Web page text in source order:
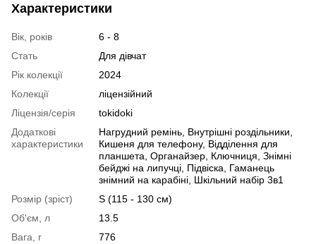
Характеристики
Вік, років
6 - 8
Стать
Для дівчат
Рік колекції
2024
Колекції
ліцензійний
Ліцензія/серія
tokidoki
Додаткові
характеристики
Нагрудний ремінь, Внутрішні роздільники,
Кишеня для телефону, Відділення для
планшета, Органайзер, Ключниця, Знімні
бейджі на липучці, Підвіска, Гаманець
знімний на карабіні, Шкільний набір 3в1
Розмір (зріст)
S (115 - 130 см)
Об'єм, л
13.5
Вага, г
776